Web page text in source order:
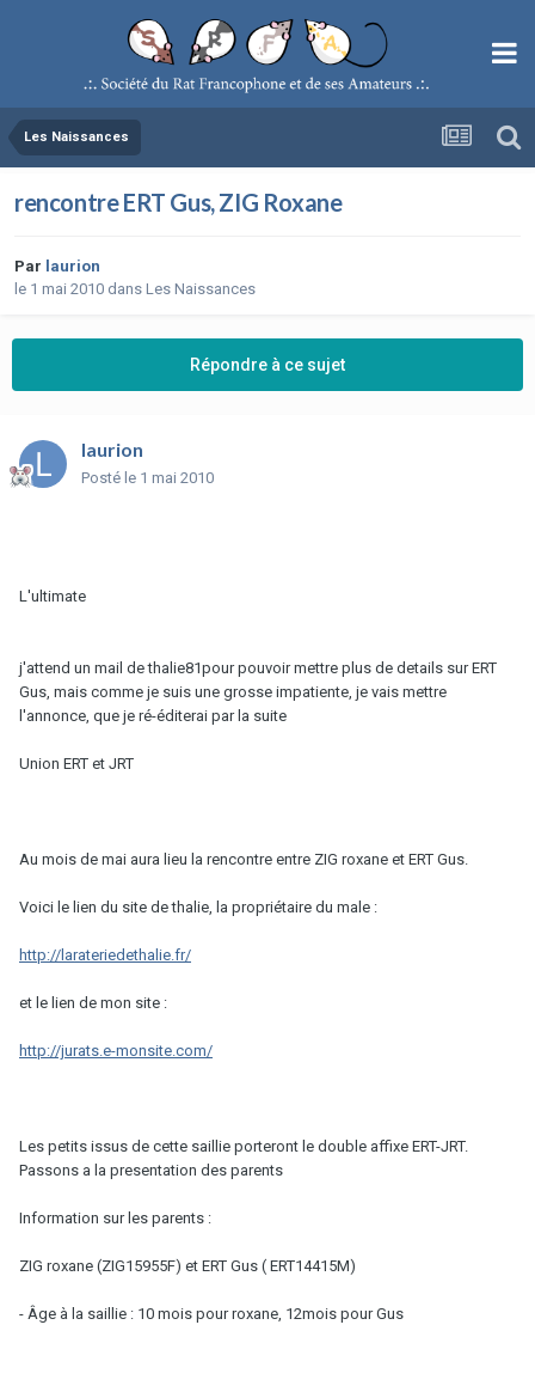
Les Naissances
rencontre ERT Gus, ZIG Roxane
Par laurion
le 1 mai 2010 dans Les Naissances
Répondre à ce sujet
laurion
Posté le 1 mai 2010
L'ultimate
j'attend un mail de thalie81pour pouvoir mettre plus de details sur ERT
Gus, mais comme je suis une grosse impatiente, je vais mettre
l'annonce, que je ré-éditerai par la suite
Union ERT et JRT
Au mois de mai aura lieu la rencontre entre ZIG roxane et ERT Gus.
Voici le lien du site de thalie, la propriétaire du male :
http://larateriedethalie.fr/
et le lien de mon site :
http://jurats.e-monsite.com/
Les petits issus de cette saillie porteront le double affixe ERT-JRT.
Passons a la presentation des parents
Information sur les parents :
ZIG roxane (ZIG15955F) et ERT Gus ( ERT14415M)
- Âge à la saillie : 10 mois pour roxane, 12mois pour Gus